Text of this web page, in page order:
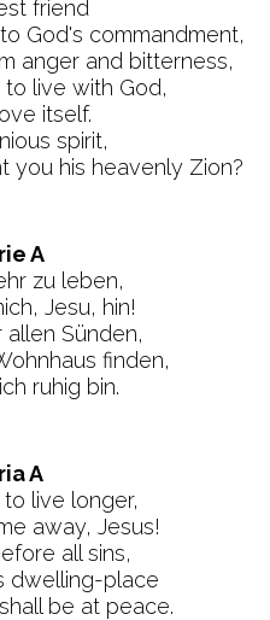
friend
God's commandment,
anger and bitterness,
live with God,
itself.
spirit,
you his heavenly Zion?
A
zu leben,
Jesu, hin!
Sünden,
finden,
ruhig bin.
A
live longer,
away, Jesus!
all sins,
dwelling-place
be at peace.